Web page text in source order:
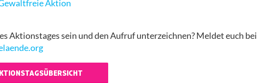
Aktion
Aktionstages sein und den Aufruf unterzeichnen? Meldet euch bei